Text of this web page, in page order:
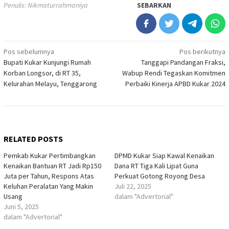
Penulis: Nikmaturrahmaniya SEBARKAN
Navigasi
pos
Pos sebelumnya
Bupati Kukar Kunjungi Rumah
Korban Longsor, di RT 35,
Kelurahan Melayu, Tenggarong
Pos berikutnya
Tanggapi Pandangan Fraksi,
Wabup Rendi Tegaskan Komitmen
Perbaiki Kinerja APBD Kukar 2024
RELATED POSTS
Pemkab Kukar Pertimbangkan
Kenaikan Bantuan RT Jadi Rp150
Juta per Tahun, Respons Atas
Keluhan Peralatan Yang Makin
Usang
Juni 5, 2025
dalam "Advertorial"
DPMD Kukar Siap Kawal Kenaikan
Dana RT Tiga Kali Lipat Guna
Perkuat Gotong Royong Desa
Juli 22, 2025
dalam "Advertorial"